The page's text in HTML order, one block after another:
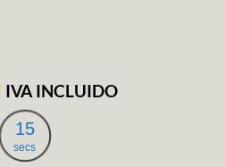
El
precio
actual
es:
IVA INCLUIDO
15
secs